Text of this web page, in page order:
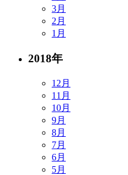
3月
2月
1月
2018年
12月
11月
10月
9月
8月
7月
6月
5月